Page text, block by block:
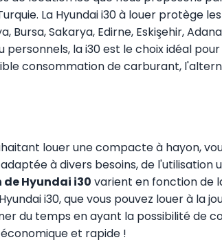
La Hyundai i30 à louer protège
Bursa, Sakarya, Edirne, Eskişehir,
la i30 est le choix idéal
consommation de carburant,
louer une compacte à hayon,
à divers besoins, de
Hyundai i30 varient en fonction de
i30, que vous pouvez louer à la
du temps en ayant la possibilité de
et rapide !